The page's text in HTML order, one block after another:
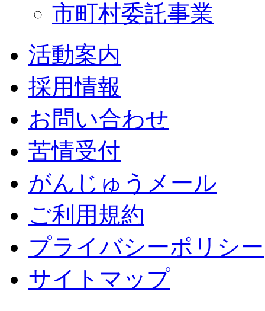
市町村委託事業
活動案内
採用情報
お問い合わせ
苦情受付
がんじゅうメール
ご利用規約
プライバシーポリシー
サイトマップ